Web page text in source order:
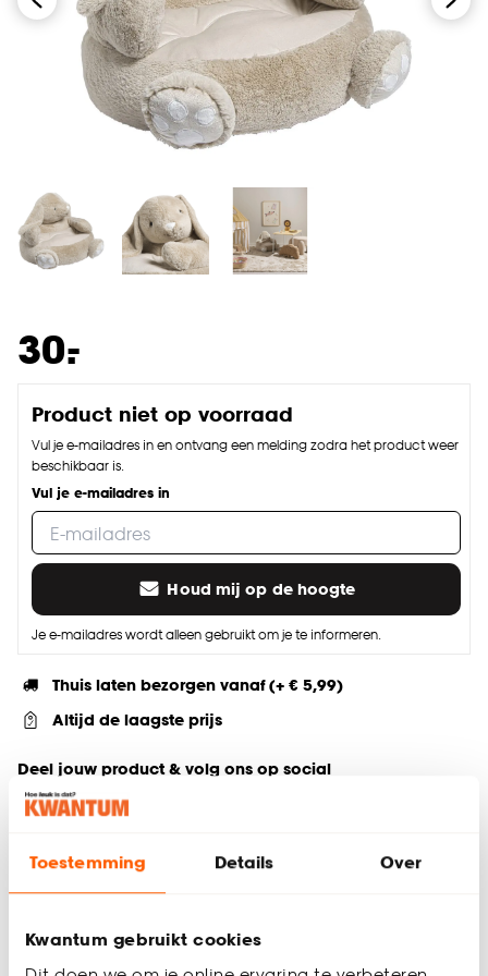
Toestemming Details Over
Kwantum gebruikt cookies
30.
-
Product niet op voorraad
Vul je e-mailadres in en ontvang een melding zodra het product weer
beschikbaar is.
Vul je e-mailadres in
Houd mij op de hoogte
Je e-mailadres wordt alleen gebruikt om je te informeren.
Thuis laten bezorgen vanaf (+ € 5,99)
Altijd de laagste prijs
Deel jouw product & volg ons op social
Productomschrijving
Beige poef